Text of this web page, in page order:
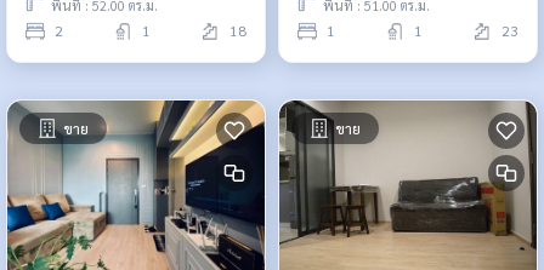
พื้นที่ : 52.00 ตร.ม.
2 1 18
พื้นที่ : 51.00 ตร.ม.
1 1 23
ขาย ขาย